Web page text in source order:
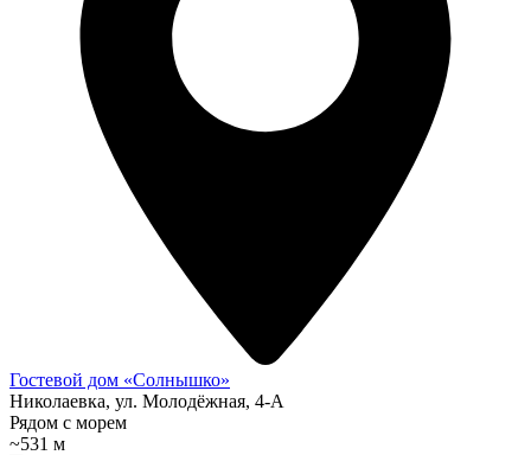
Гостевой дом «Солнышко»
Николаевка, ул. Молодёжная, 4-А
Рядом с морем
~531 м